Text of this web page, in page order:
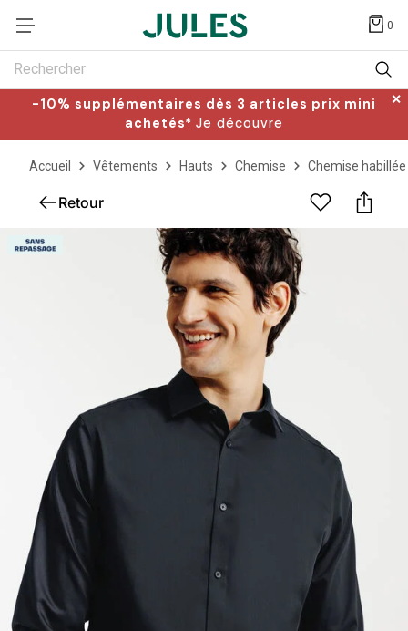
0
Rechercher
-10% supplémentaires dès 3 articles prix mini
achetés* Je découvre
✕
Accueil Vêtements Hauts Chemise Chemise habillée
Retour